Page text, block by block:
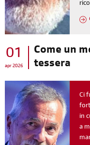
01
apr 2026
Come un
tessera
Ci
in
a